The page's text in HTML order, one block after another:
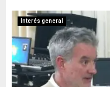
Interés general